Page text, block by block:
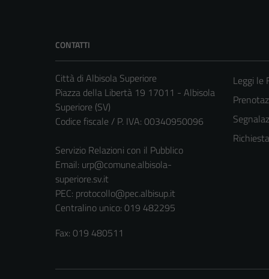
CONTATTI
Città di Albisola Superiore
Piazza della Libertà 19 17011 - Albisola
Superiore (SV)
Codice fiscale / P. IVA: 00340950096
Servizio Relazioni con il Pubblico
Email: urp@comune.albisola-
superiore.sv.it
PEC: protocollo@pec.albisup.it
Centralino unico: 019 482295
Fax: 019 480511
Leggi le